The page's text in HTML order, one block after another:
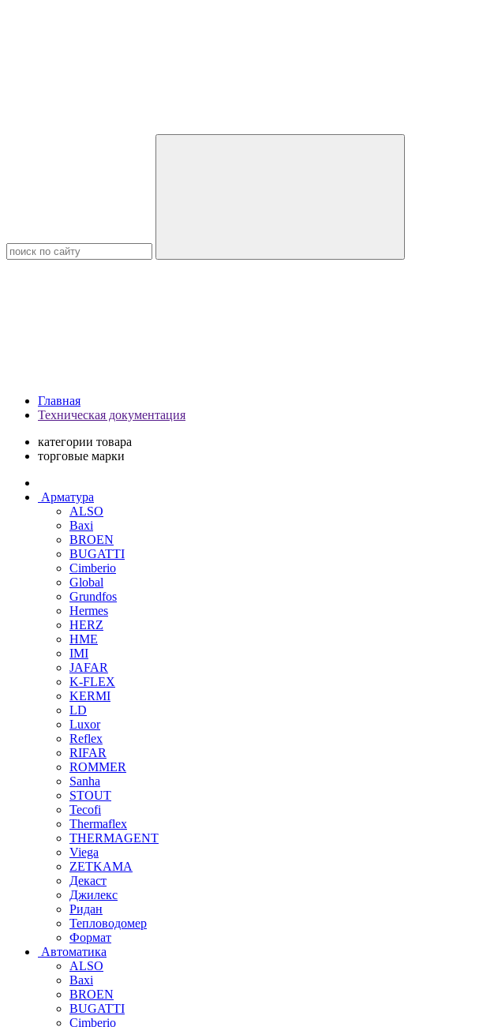
Главная
Техническая документация
категории товара
торговые марки
Арматура
ALSO
Baxi
BROEN
BUGATTI
Cimberio
Global
Grundfos
Hermes
HERZ
HME
IMI
JAFAR
K-FLEX
KERMI
LD
Luxor
Reflex
RIFAR
ROMMER
Sanha
STOUT
Tecofi
Thermaflex
THERMAGENT
Viega
ZETKAMA
Декаст
Джилекс
Ридан
Тепловодомер
Формат
Автоматика
ALSO
Baxi
BROEN
BUGATTI
Cimberio